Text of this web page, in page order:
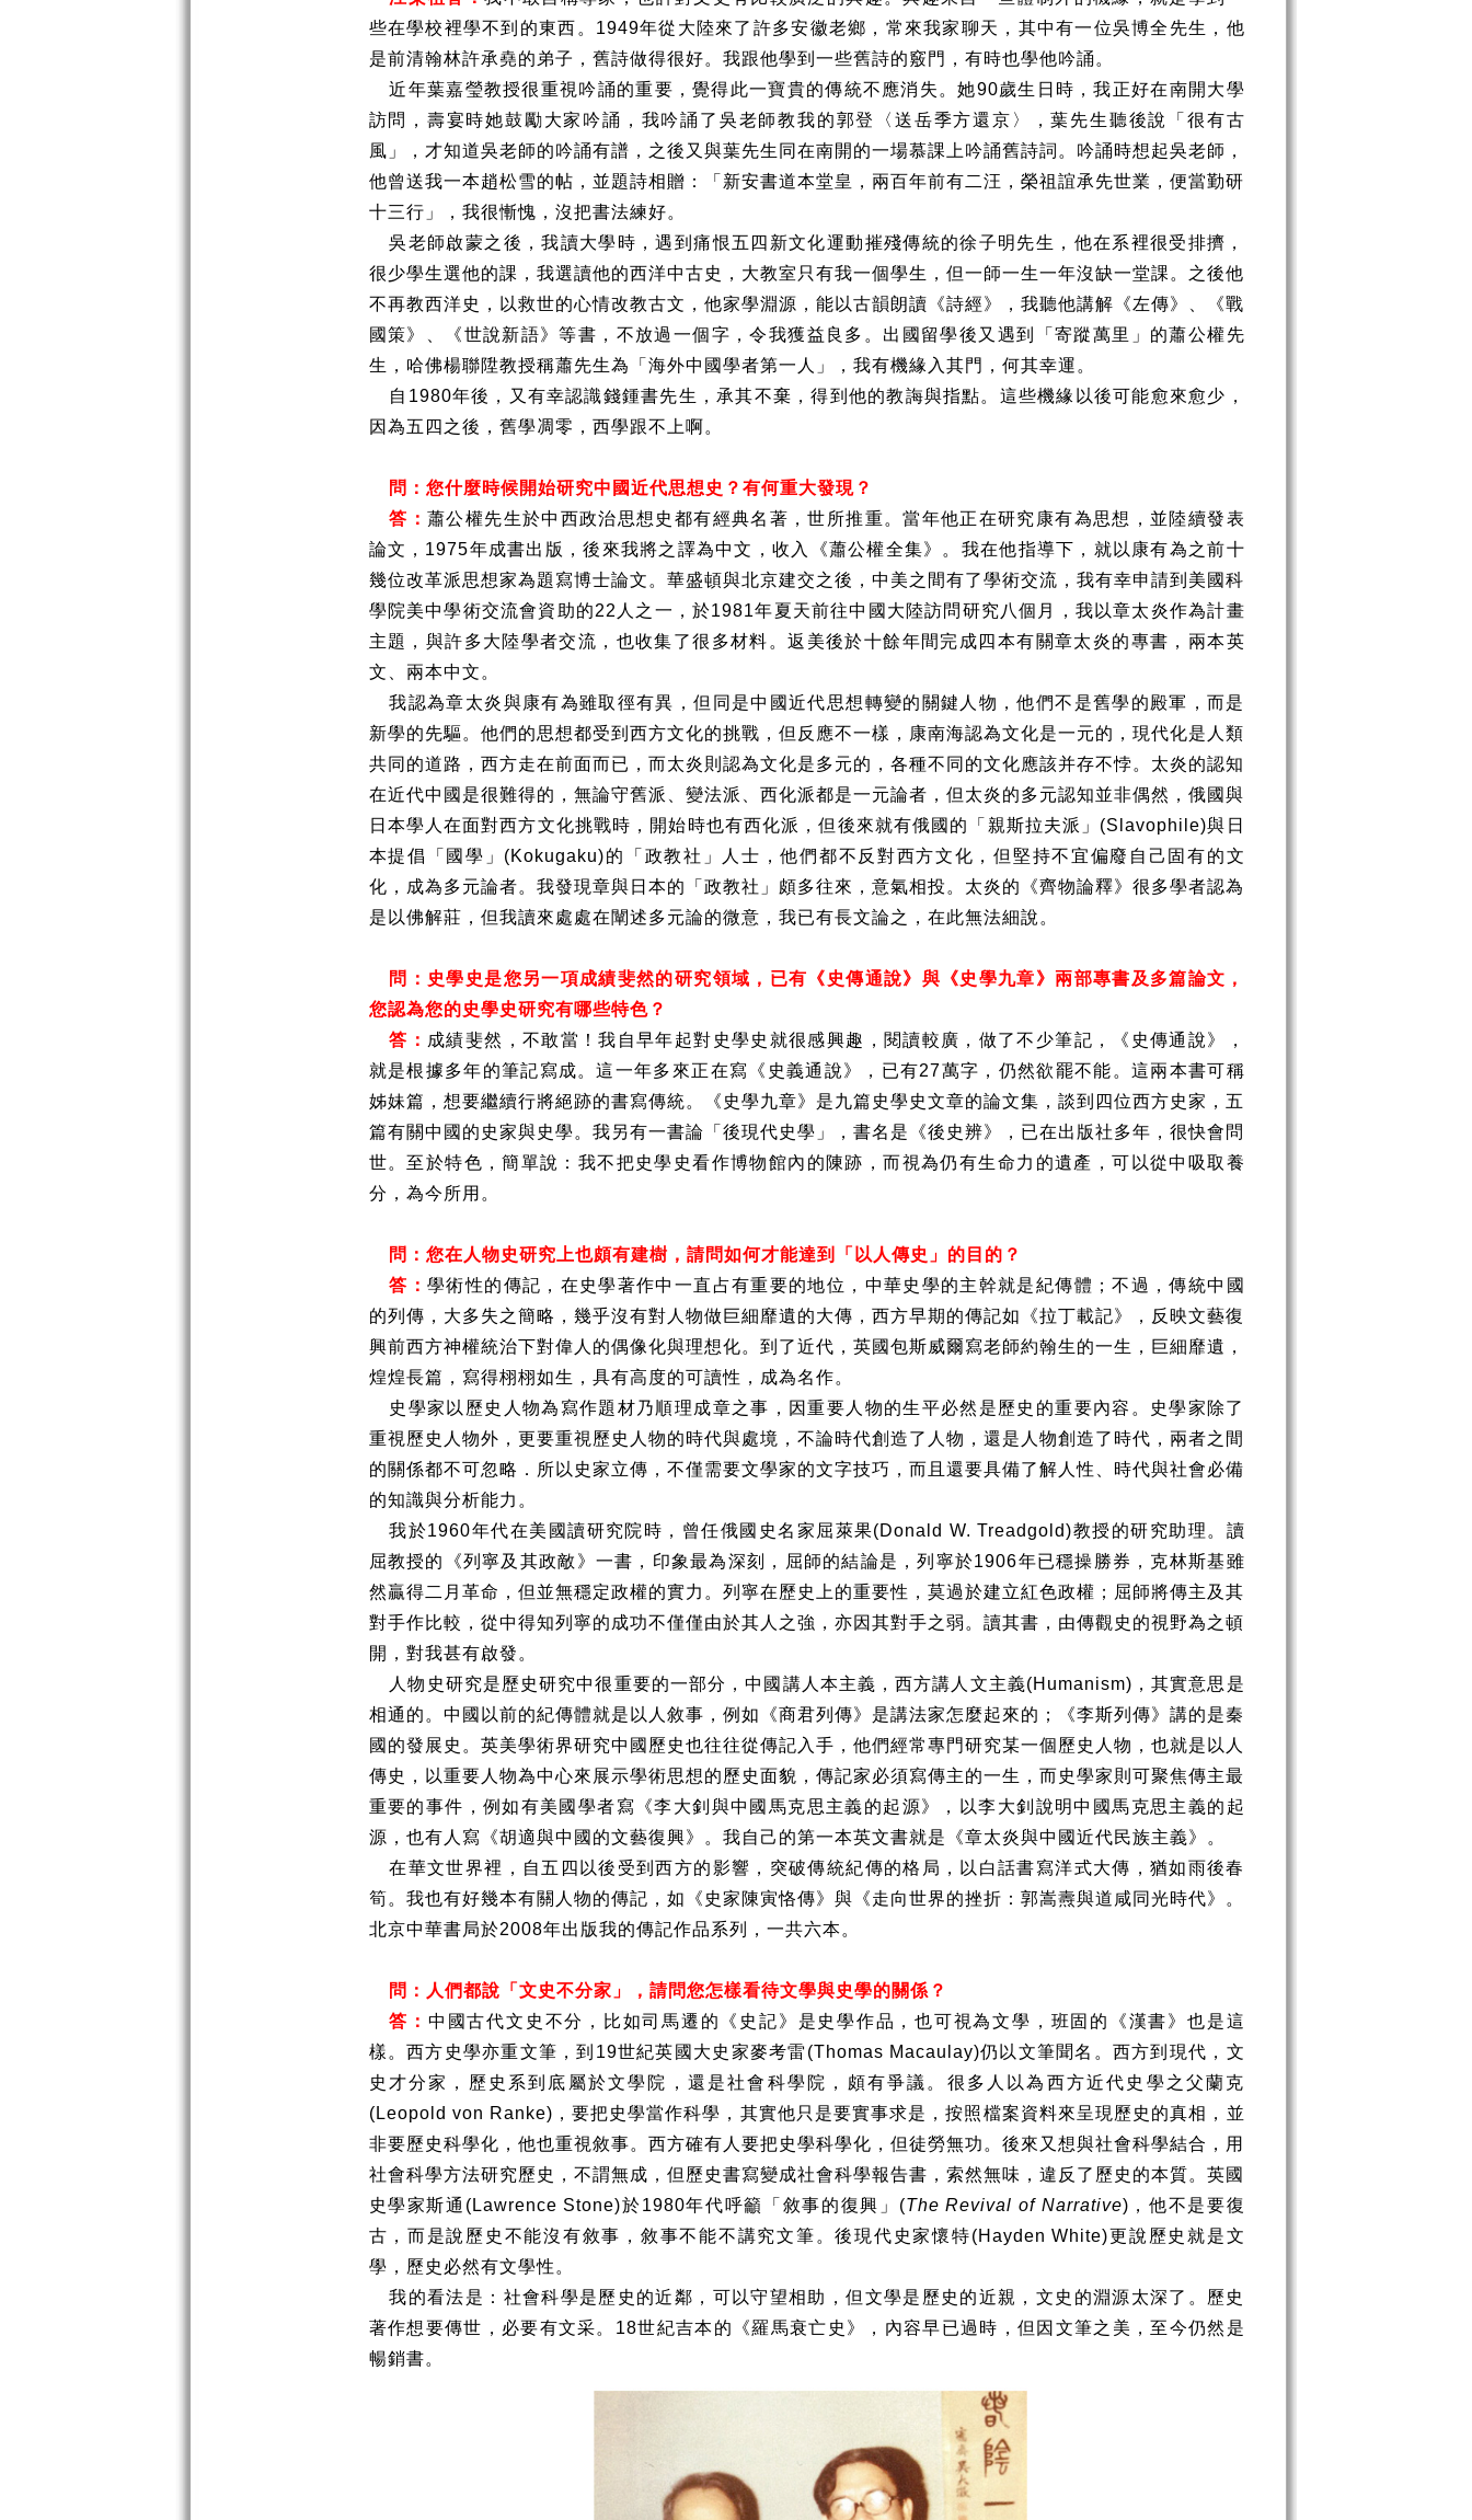
些在學校裡學不到的東西。 1949年從大陸來了許多安徽老鄉，常來我家聊天，其中有一位吳博全先生，他
是前清翰林許承堯的弟子，舊詩做得很好。我跟他學到一些舊詩的竅門，有時也學他吟誦。
近年葉嘉瑩教授很重視吟誦的重要，覺得此一寶貴的傳統不應消失。她90歲生日時，我正好在南開大學
訪問，壽宴時她鼓勵大家吟誦，我吟誦了吳老師教我的郭登〈送岳季方還京〉，葉先生聽後說「很有古
風」，才知道吳老師的吟誦有譜，之後又與葉先生同在南開的一場慕課上吟誦舊詩詞。吟誦時想起吳老師，
他曾送我一本趙松雪的帖，並題詩相贈：「新安書道本堂皇，兩百年前有二汪，榮祖誼承先世業，便當勤研
十三行」，我很慚愧，沒把書法練好。
吳老師啟蒙之後，我讀大學時，遇到痛恨五四新文化運動摧殘傳統的徐子明先生，他在系裡很受排擠，
很少學生選他的課，我選讀他的西洋中古史，大教室只有我一個學生，但一師一生一年沒缺一堂課。之後他
不再教西洋史，以救世的心情改教古文，他家學淵源，能以古韻朗讀《詩經》，我聽他講解《左傳》、《戰
國策》、《世說新語》等書，不放過一個字，令我獲益良多。出國留學後又遇到「寄蹤萬里」的蕭公權先
生，哈佛楊聯陞教授稱蕭先生為「海外中國學者第一人」，我有機緣入其門，何其幸運。
自 1980年後，又有幸認識錢鍾書先生，承其不棄，得到他的教誨與指點。這些機緣以後可能愈來愈少，
因為五四之後，舊學凋零，西學跟不上啊。
問：您什麼時候開始研究中國近代思想史？有何重大發現？
答：蕭公權先生於中西政治思想史都有經典名著，世所推重。當年他正在研究康有為思想，並陸續發表
論文， 1975年成書出版，後來我將之譯為中文，收入《蕭公權全集》。我在他指導下，就以康有為之前十
幾位改革派思想家為題寫博士論文。華盛頓與北京建交之後，中美之間有了學術交流，我有幸申請到美國科
學院美中學術交流會資助的22 人之一，於1981年夏天前往中國大陸訪問研究八個月，我以章太炎作為計畫
主題，與許多大陸學者交流，也收集了很多材料。返美後於十餘年間完成四本有關章太炎的專書，兩本英
文、兩本中文。
我認為章太炎與康有為雖取徑有異，但同是中國近代思想轉變的關鍵人物，他們不是舊學的殿軍，而是
新學的先驅。他們的思想都受到西方文化的挑戰，但反應不一樣，康南海認為文化是一元的，現代化是人類
共同的道路，西方走在前面而已，而太炎則認為文化是多元的，各種不同的文化應該并存不悖。太炎的認知
在近代中國是很難得的，無論守舊派、變法派、西化派都是一元論者，但太炎的多元認知並非偶然，俄國與
日本學人在面對西方文化挑戰時，開始時也有西化派，但後來就有俄國的「親斯拉夫派」 (Slavophile)與日
本提倡「國學」 (Kokugaku)的「政教社」人士，他們都不反對西方文化，但堅持不宜偏廢自己固有的文
化，成為多元論者。我發現章與日本的「政教社」頗多往來，意氣相投。太炎的《齊物論釋》很多學者認為
是以佛解莊，但我讀來處處在闡述多元論的微意，我已有長文論之，在此無法細說。
問：史學史是您另一項成績斐然的研究領域，已有《史傳通說》與《史學九章》兩部專書及多篇論文，
您認為您的史學史研究有哪些特色？
答： 成績斐然，不敢當！我自早年起對史學史就很感興趣，閱讀較廣，做了不少筆記，《史傳通說》，
就是根據多年的筆記寫成。這一年多來正在寫《史義通說》，已有27萬字，仍然欲罷不能。這兩本書可稱
姊妹篇，想要繼續行將絕跡的書寫傳統。《史學九章》是九篇史學史文章的論文集，談到四位西方史家，五
篇有關中國的史家與史學。我另有一書論「後現代史學」，書名是《後史辨》，已在出版社多年，很快會問
世。至於特色，簡單說：我不把史學史看作博物館內的陳跡，而視為仍有生命力的遺產，可以從中吸取養
分，為今所用。
問：您在人物史研究上也頗有建樹，請問如何才能達到「以人傳史」的目的？
答：學術性的傳記，在史學著作中一直占有重要的地位，中華史學的主幹就是紀傳體；不過，傳統中國
的列傳，大多失之簡略，幾乎沒有對人物做巨細靡遺的大傳，西方早期的傳記如《拉丁載記》，反映文藝復
興前西方神權統治下對偉人的偶像化與理想化。到了近代，英國包斯威爾寫老師約翰生的一生，巨細靡遺，
煌煌長篇，寫得栩栩如生，具有高度的可讀性，成為名作。
史學家以歷史人物為寫作題材乃順理成章之事，因重要人物的生平必然是歷史的重要內容。史學家除了
重視歷史人物外，更要重視歷史人物的時代與處境，不論時代創造了人物，還是人物創造了時代，兩者之間
的關係都不可忽略．所以史家立傳，不僅需要文學家的文字技巧，而且還要具備了解人性、時代與社會必備
的知識與分析能力。
我於1960年代在美國讀研究院時，曾任俄國史名家屈萊果(Donald W. Treadgold)教授的研究助理。讀
屈教授的《列寧及其政敵》一書，印象最為深刻，屈師的結論是，列寧於1906年已穩操勝券，克林斯基雖
然贏得二月革命，但並無穩定政權的實力。列寧在歷史上的重要性，莫過於建立紅色政權；屈師將傳主及其
對手作比較，從中得知列寧的成功不僅僅由於其人之強，亦因其對手之弱。讀其書，由傳觀史的視野為之頓
開，對我甚有啟發。
人物史研究是歷史研究中很重要的一部分，中國講人本主義，西方講人文主義(Humanism) ，其實意思是
相通的。中國以前的紀傳體就是以人敘事，例如《商君列傳》是講法家怎麼起來的；《李斯列傳》講的是秦
國的發展史。英美學術界研究中國歷史也往往從傳記入手，他們經常專門研究某一個歷史人物，也就是以人
傳史，以重要人物為中心來展示學術思想的歷史面貌，傳記家必須寫傳主的一生，而史學家則可聚焦傳主最
重要的事件，例如有美國學者寫《李大釗與中國馬克思主義的起源》，以李大釗說明中國馬克思主義的起
源，也有人寫《胡適與中國的文藝復興》。我自己的第一本英文書就是《章太炎與中國近代民族主義》。
在華文世界裡，自五四以後受到西方的影響，突破傳統紀傳的格局，以白話書寫洋式大傳，猶如雨後春
筍。我也有好幾本有關人物的傳記，如《史家陳寅恪傳》與《走向世界的挫折：郭嵩燾與道咸同光時代》。
北京中華書局於2008年出版我的傳記作品系列，一共六本。
問：人們都說「文史不分家」，請問您怎樣看待文學與史學的關係？
答： 中國古代文史不分，比如司馬遷的《史記》是史學作品，也可視為文學，班固的《漢書》也是這
樣。西方史學亦重文筆，到 19世紀英國大史家麥考雷(Thomas Macaulay)仍以文筆聞名。西方到現代，文
史才分家，歷史系到底屬於文學院，還是社會科學院，頗有爭議。很多人以為西方近代史學之父蘭克
(Leopold von Ranke) ，要把史學當作科學，其實他只是要實事求是，按照檔案資料來呈現歷史的真相，並
非要歷史科學化，他也重視敘事。西方確有人要把史學科學化，但徒勞無功。後來又想與社會科學結合，用
社會科學方法研究歷史，不謂無成，但歷史書寫變成社會科學報告書，索然無味，違反了歷史的本質。英國
史學家斯通 (Lawrence Stone)於1980年代呼籲「敘事的復興」 (The Revival of Narrative) ，他不是要復
古，而是說歷史不能沒有敘事，敘事不能不講究文筆。後現代史家懷特(Hayden White)更說歷史就是文
學，歷史必然有文學性。
我的看法是：社會科學是歷史的近鄰，可以守望相助，但文學是歷史的近親，文史的淵源太深了。歷史
著作想要傳世，必要有文采。 18世紀吉本的《羅馬衰亡史》，內容早已過時，但因文筆之美，至今仍然是
暢銷書。